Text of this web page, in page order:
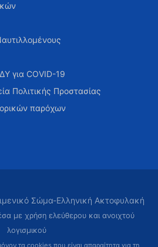
για COVID-19
Πολιτικής Προστασίας
παρόχων
Σώμα-Ελληνική Ακτοφυλακή
με χρήση ελεύθερου και ανοιχτού
λογισμικού